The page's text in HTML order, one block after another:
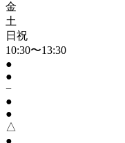
金
土
日祝
10:30〜13:30
●
●
−
●
●
△
●